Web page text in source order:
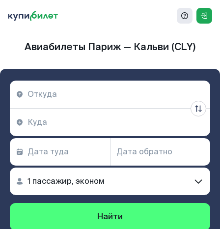
Авиабилеты Париж — Кальви (CLY)
Найти